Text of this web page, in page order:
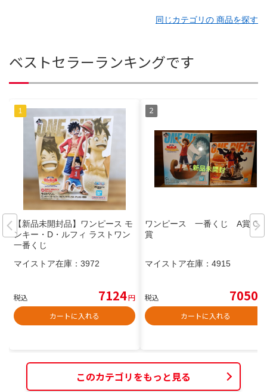
同じカテゴリの 商品を探す
ベストセラーランキングです
【新品未開封品】ワンピース モ
ンキー・D・ルフィ ラストワン
一番くじ
マイストア在庫： 3972
税込 7124円
カートに入れる
ワンピース 一番くじ A賞 C
賞
マイストア在庫： 4915
税込 7050
カートに入れる
このカテゴリをもっと見る